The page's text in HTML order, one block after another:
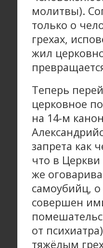
молитвы).
только о
грехах,
жил
Теперь
церковное
на 14-м
запрета как
что в Церкви
же
самоубийц,
совершен
от
тяжёлым